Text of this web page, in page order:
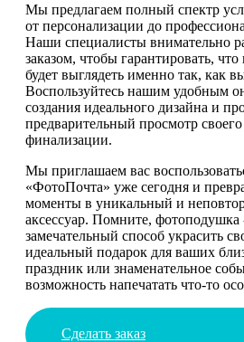
Мы предлагаем полный спектр
от персонализации до
Наши специалисты внимательно
заказом, чтобы гарантировать,
будет выглядеть именно так, как
Воспользуйтесь нашим удобным
создания идеального дизайна и
предварительный просмотр своего
финализации.
Мы приглашаем вас
«ФотоПочта» уже сегодня и
моменты в уникальный и
аксессуар. Помните, фотоподушка
замечательный способ украсить
идеальный подарок для ваших
праздник или знаменательное
возможность напечатать что-то
Сделать заказ